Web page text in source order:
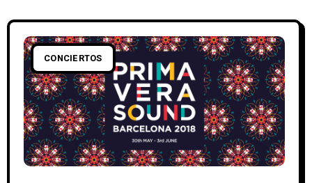
CONCIERTOS